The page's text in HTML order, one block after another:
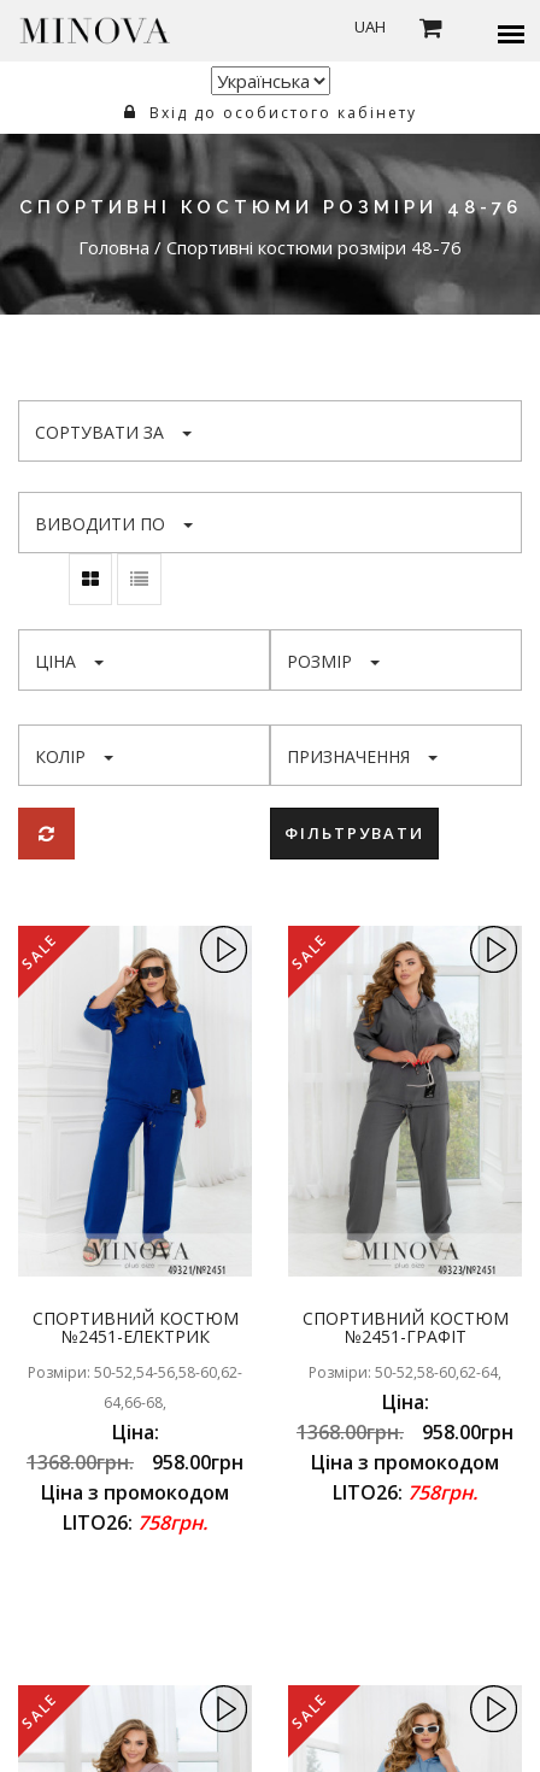
UAH
Вхід до особистого кабінету
СПОРТИВНІ КОСТЮМИ РОЗМІРИ 48-76
Головна / Спортивні костюми розміри 48-76
СОРТУВАТИ ЗА
ВИВОДИТИ ПО
ЦІНА РОЗМІР
КОЛІР ПРИЗНАЧЕННЯ
ФІЛЬТРУВАТИ
SALE
СПОРТИВНИЙ КОСТЮМ
№2451-ЕЛЕКТРИК
Розміри: 50-52,54-56,58-60,62-
64,66-68,
Ціна:
1368.00грн.
958.00грн
Ціна з промокодом
LITO26: 758грн.
SALE
СПОРТИВНИЙ КОСТЮМ
№2451-ГРАФІТ
Розміри: 50-52,58-60,62-64,
Ціна:
1368.00грн.
958.00грн
Ціна з промокодом
LITO26: 758грн.
SALE SALE